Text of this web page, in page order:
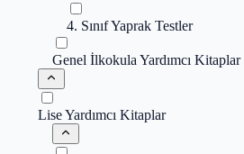
4. Sınıf Yaprak Testler
Genel İlkokula Yardımcı Kitaplar
Lise Yardımcı Kitaplar